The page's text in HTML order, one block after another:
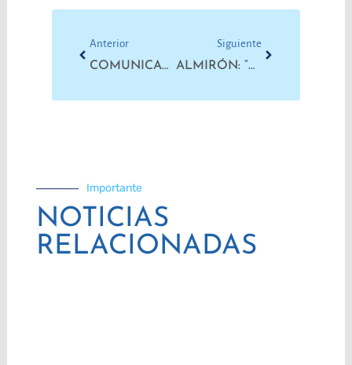
Anterior
COMUNICADO | RIÑA DE GALLOS SOBRE HOMBROS QUEBRADOS
Siguiente
ALMIRÓN: “NO HAY PAZ NI ORDEN CON SALARIOS DE MISERIA Y PRECARIZACIÓN LABORAL”
Importante
NOTICIAS
RELACIONADAS